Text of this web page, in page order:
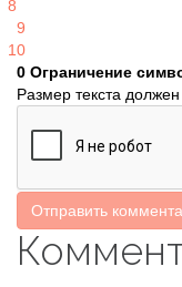
8
9
10
0 Ограничение
Размер текста
Отправить